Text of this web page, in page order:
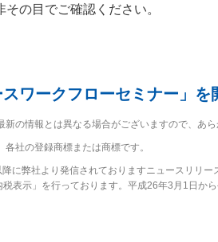
の目でご確認ください。
ワークフローセミナー」を
の情報とは異なる場合がございますので、あら
社の登録商標または商標です。
弊社より発信されておりますニュースリリー
表示」を行っております。平成26年3月1日か